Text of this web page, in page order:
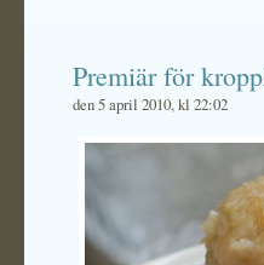
Premiär för
den 5 april 2010, kl 22:02